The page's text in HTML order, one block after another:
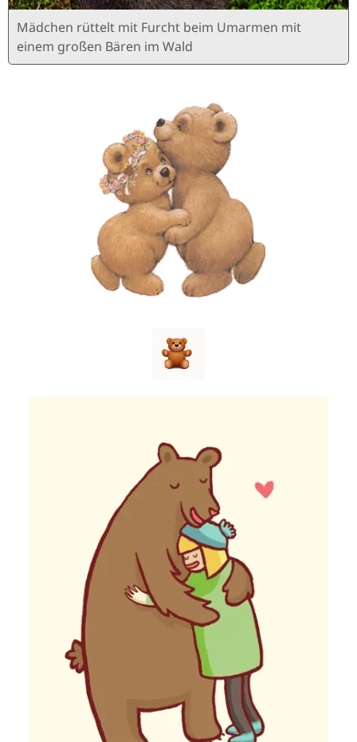
Mädchen rüttelt mit Furcht beim Umarmen mit
einem großen Bären im Wald